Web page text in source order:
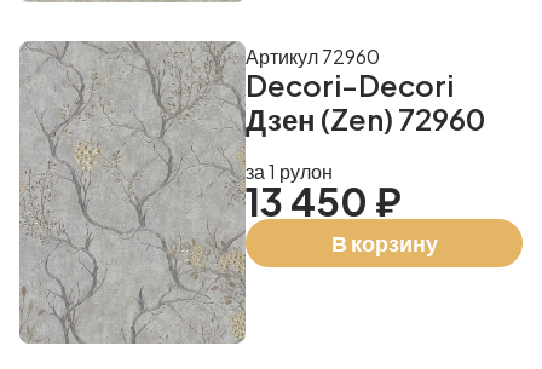
Decori-Decori
Дзен (Zen) 72960
Артикул 72960
за 1 рулон
13 450 ₽
В корзину